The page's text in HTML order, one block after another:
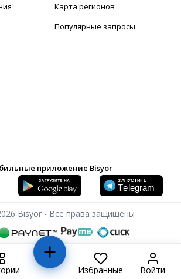
Карта регионов
Популярные запросы
приложение Bisyor
Bisyor - Все права защищены
Избранные Войти